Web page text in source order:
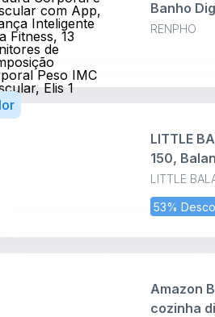
com App,
Inteligente
Fitness, 13
de
Peso IMC
Elis 1
RENPHO
Banho
Gordura
Muscular,
LITTLE
53%
LITTLE
150,
balança
Amazon
cozinha